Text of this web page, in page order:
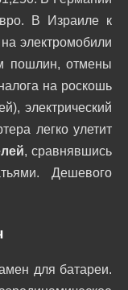
В Израиле к
электромобили
пошлин, отмены
на роскошь
электрический
легко улетит
, сравнявшись
Дешевого
для батареи.